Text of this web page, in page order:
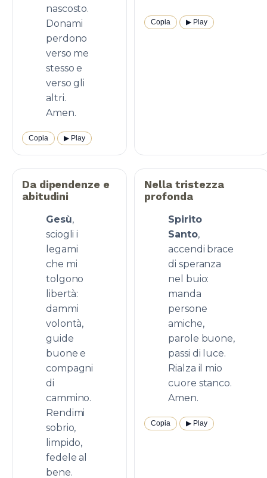
nascosto.
Donami
perdono
verso me
stesso e
verso gli
altri.
Amen.
Copia ▶︎ Play
Copia ▶︎ Play
Da dipendenze e
abitudini
Gesù,
sciogli i
legami
che mi
tolgono
libertà:
dammi
volontà,
guide
buone e
compagni
di
cammino.
Rendimi
sobrio,
limpido,
fedele al
bene.
Nella tristezza
profonda
Spirito
Santo,
accendi brace
di speranza
nel buio:
manda
persone
amiche,
parole buone,
passi di luce.
Rialza il mio
cuore stanco.
Amen.
Copia ▶︎ Play